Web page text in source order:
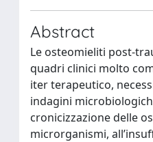
Abstract
Le osteomieliti post-
quadri clinici molto
iter terapeutico,
indagini
cronicizzazione delle
microrganismi,